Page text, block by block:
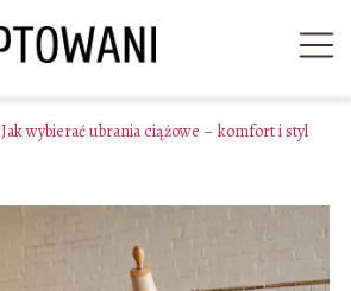
Jak wybierać ubrania ciążowe – komfort i styl